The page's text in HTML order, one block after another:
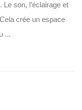
son, l’éclairage et
crée un espace
...